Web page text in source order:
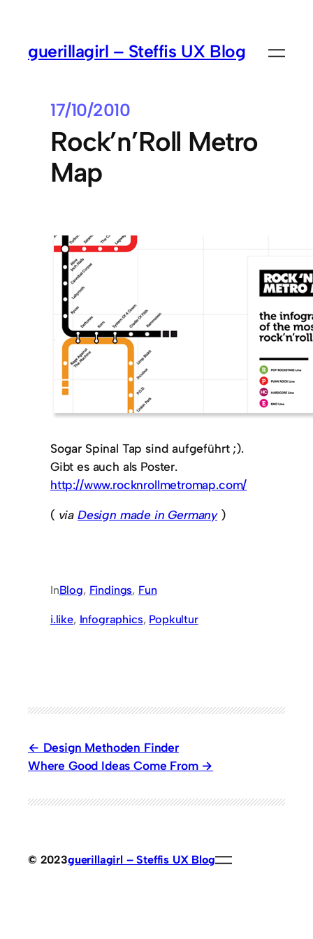
guerillagirl – Steffis UX Blog
17/10/2010
Rock’n’Roll Metro
Map
Sogar Spinal Tap sind aufgeführt ;).
Gibt es auch als Poster.
http://www.rocknrollmetromap.com/
( via Design made in Germany)
InBlog, Findings, Fun
i.like, Infographics, Popkultur
Design Methoden Finder
Where Good Ideas Come From
© 2023guerillagirl – Steffis UX Blog